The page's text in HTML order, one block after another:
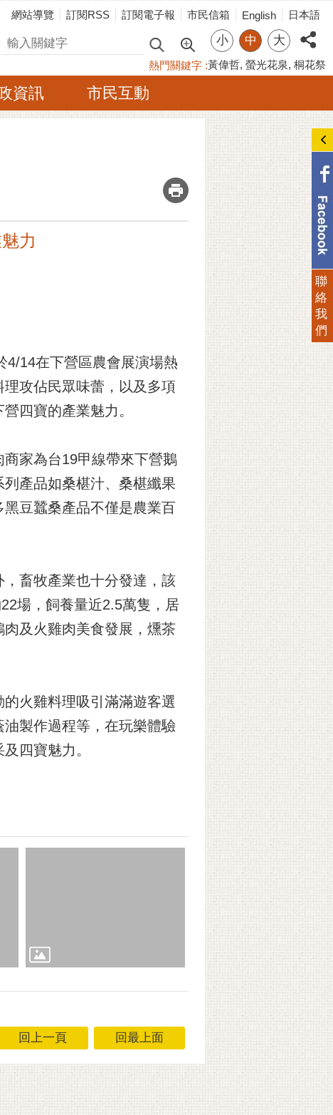
網站導覽 訂閱RSS 訂閱電子報 市民信箱 English 日本語
搜尋 小 中 大
熱門關鍵字 黃偉哲 螢光花泉 桐花祭
資訊 市民互動
_
力
4/14在下營區農會展演場熱
攻佔民眾味蕾，以及多項
四寶的產業魅力。
家為台19甲線帶來下營鵝
產品如桑椹汁、桑椹纖果
豆蠶桑產品不僅是農業百
畜牧產業也十分發達，該
場，飼養量近2.5萬隻，居
及火雞肉美食發展，燻茶
火雞料理吸引滿滿遊客選
製作過程等，在玩樂體驗
四寶魅力。
回上一頁 回最上面
聯
絡
我
們